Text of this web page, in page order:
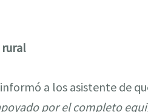
a los asistente de
por el completo